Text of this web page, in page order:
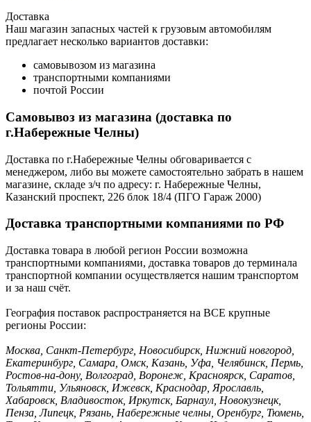
Доставка
Наш магазин запасных частей к грузовым автомобилям
предлагает несколько вариантов доставки:
самовывозом из магазина
транспортными компаниями
почтой России
Самовывоз из магазина (доставка по
г.Набережные Челны)
Доставка по г.Набережные Челны обговаривается с
менеджером, либо вы можете самостоятельно забрать в нашем
магазине, складе з/ч по адресу: г. Набережные Челны,
Казанский проспект, 226 блок 18/4 (ПГО Гараж 2000)
Доставка транспортными компаниями по РФ
Доставка товара в любой регион России возможна
транспортными компаниями, доставка товаров до терминала
транспортной компании осуществляется нашим транспортом
и за наш счёт.
География поставок распространяется на ВСЕ крупные
регионы России:
Москва, Санкт-Петербург, Новосибирск, Нижний новгород,
Екатеринбург, Самара, Омск, Казань, Уфа, Челябинск, Пермь,
Ростов-на-дону, Волгоград, Воронеж, Красноярск, Саратов,
Тольятти, Ульяновск, Ижевск, Краснодар, Ярославль,
Хабаровск, Владивосток, Иркутск, Барнаул, Новокузнецк,
Пенза, Липецк, Рязань, Набережные челны, Оренбург, Тюмень,